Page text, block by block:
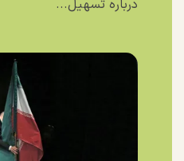
درباره تسهیل...